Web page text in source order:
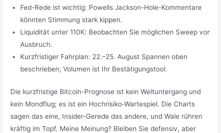
Fed-Rede ist wichtig: Powells Jackson-Hole-Kommentare
könnten Stimmung stark kippen.
Liquidität unter 110K: Beobachten Sie möglichen Sweep vor
Ausbruch.
Kurzfristiger Fahrplan: 22.–25. August Spannen oben
beschrieben; Volumen ist Ihr Bestätigungstool.
Die kurzfristige Bitcoin-Prognose ist kein Weltuntergang und
kein Mondflug; es ist ein Hochrisiko-Wartespiel. Die Charts
sagen das eine, Insider-Gerede das andere, und Wale rühren
kräftig im Topf. Meine Meinung? Bleiben Sie defensiv, aber